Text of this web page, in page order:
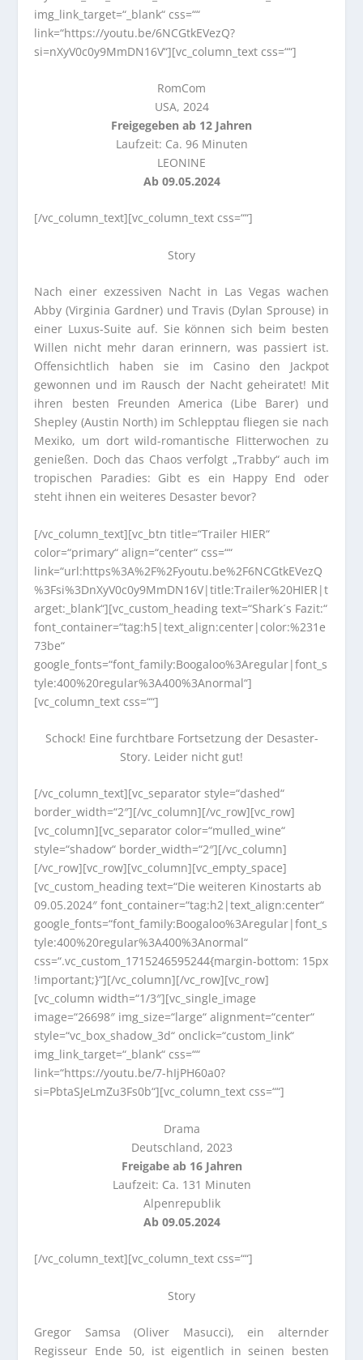
img_link_target=“_blank“ css=““
link=“https://youtu.be/6NCGtkEVezQ?
si=nXyV0c0y9MmDN16V“][vc_column_text css=““]
RomCom
USA, 2024
Freigegeben ab 12 Jahren
Laufzeit: Ca. 96 Minuten
LEONINE
Ab 09.05.2024
[/vc_column_text][vc_column_text css=““]
Story
Nach einer exzessiven Nacht in Las Vegas wachen
Abby (Virginia Gardner) und Travis (Dylan Sprouse) in
einer Luxus-Suite auf. Sie können sich beim besten
Willen nicht mehr daran erinnern, was passiert ist.
Offensichtlich haben sie im Casino den Jackpot
gewonnen und im Rausch der Nacht geheiratet! Mit
ihren besten Freunden America (Libe Barer) und
Shepley (Austin North) im Schlepptau fliegen sie nach
Mexiko, um dort wild-romantische Flitterwochen zu
genießen. Doch das Chaos verfolgt „Trabby“ auch im
tropischen Paradies: Gibt es ein Happy End oder
steht ihnen ein weiteres Desaster bevor?
[/vc_column_text][vc_btn title=“Trailer HIER“
color=“primary“ align=“center“ css=““
link=“url:https%3A%2F%2Fyoutu.be%2F6NCGtkEVezQ
%3Fsi%3DnXyV0c0y9MmDN16V|title:Trailer%20HIER|t
arget:_blank“][vc_custom_heading text=“Shark´s Fazit:“
font_container=“tag:h5|text_align:center|color:%231e
73be“
google_fonts=“font_family:Boogaloo%3Aregular|font_s
tyle:400%20regular%3A400%3Anormal“]
[vc_column_text css=““]
Schock! Eine furchtbare Fortsetzung der Desaster-
Story. Leider nicht gut!
[/vc_column_text][vc_separator style=“dashed“
border_width=“2″][/vc_column][/vc_row][vc_row]
[vc_column][vc_separator color=“mulled_wine“
style=“shadow“ border_width=“2″][/vc_column]
[/vc_row][vc_row][vc_column][vc_empty_space]
[vc_custom_heading text=“Die weiteren Kinostarts ab
09.05.2024″ font_container=“tag:h2|text_align:center“
google_fonts=“font_family:Boogaloo%3Aregular|font_s
tyle:400%20regular%3A400%3Anormal“
css=“.vc_custom_1715246595244{margin-bottom: 15px
!important;}“][/vc_column][/vc_row][vc_row]
[vc_column width=“1/3″][vc_single_image
image=“26698″ img_size=“large“ alignment=“center“
style=“vc_box_shadow_3d“ onclick=“custom_link“
img_link_target=“_blank“ css=““
link=“https://youtu.be/7-hIjPH60a0?
si=PbtaSJeLmZu3Fs0b“][vc_column_text css=““]
Drama
Deutschland, 2023
Freigabe ab 16 Jahren
Laufzeit: Ca. 131 Minuten
Alpenrepublik
Ab 09.05.2024
[/vc_column_text][vc_column_text css=““]
Story
Gregor Samsa (Oliver Masucci), ein alternder
Regisseur Ende 50, ist eigentlich in seinen besten